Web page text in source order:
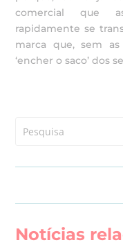
comercial que
rapidamente se
marca que, sem
‘encher o saco’ dos
Notícias